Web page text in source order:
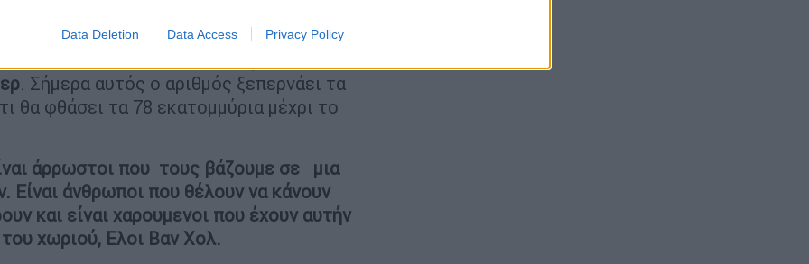
Data Deletion Data Access Privacy Policy
τις πύλες του υπήρχαν περίπου 35
σε όλο τον κόσμο, σύμφωνα με
. Σήμερα αυτός ο αριθμός ξεπερνάει τα
θα φθάσει τα 78 εκατομμύρια μέχρι το
άρρωστοι που τους βάζουμε σε μια
Είναι άνθρωποι που θέλουν να κάνουν
και είναι χαρουμενοι που έχουν αυτήν
του χωριού, Ελοι Βαν Χολ.